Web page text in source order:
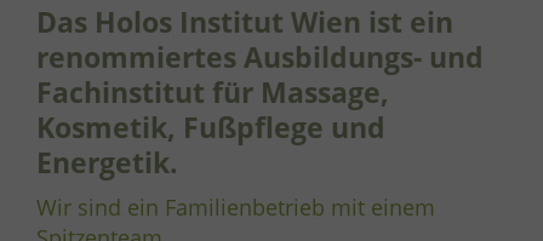
Das Holos Institut Wien ist ein
renommiertes Ausbildungs- und
Fachinstitut für Massage,
Kosmetik, Fußpflege und
Energetik.
Wir sind ein Familienbetrieb mit einem